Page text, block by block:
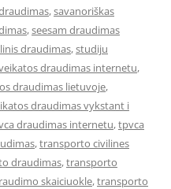
,savanoriškas
,seesam draudimas
draudimas,studiju
draudimas internetu,
draudimas lietuvoje,
draudimas vykstant i
draudimas internetu,tpvca
,transporto civilines
draudimas,transporto
skaiciuokle,transporto